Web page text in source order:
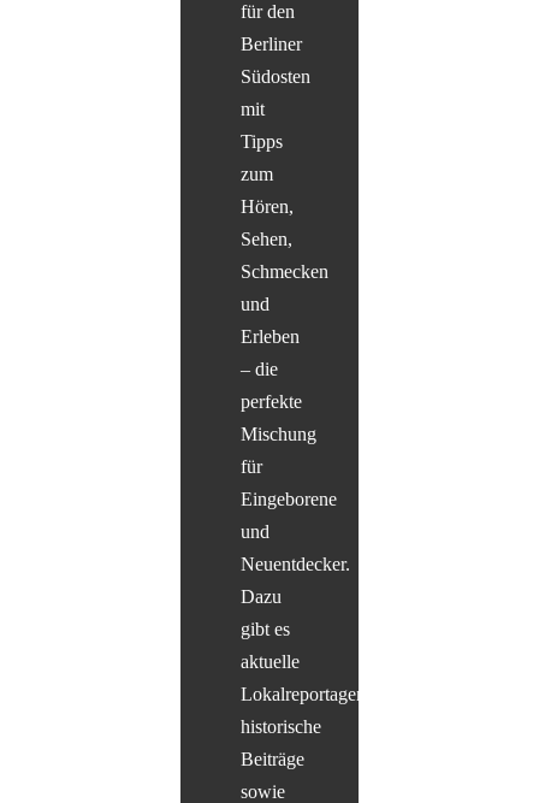
für den
Berliner
Südosten
mit
Tipps
zum
Hören,
Sehen,
Schmecken
und
Erleben
– die
perfekte
Mischung
für
Eingeborene
und
Neuentdecker.
Dazu
gibt es
aktuelle
Lokalreportagen,
historische
Beiträge
sowie